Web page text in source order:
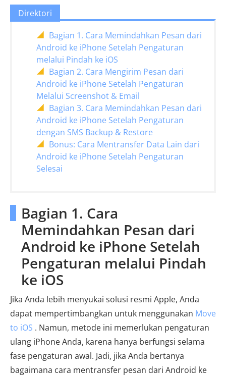
Direktori
Bagian 1. Cara Memindahkan Pesan dari
Android ke iPhone Setelah Pengaturan
melalui Pindah ke iOS
Bagian 2. Cara Mengirim Pesan dari
Android ke iPhone Setelah Pengaturan
Melalui Screenshot & Email
Bagian 3. Cara Memindahkan Pesan dari
Android ke iPhone Setelah Pengaturan
dengan SMS Backup & Restore
Bonus: Cara Mentransfer Data Lain dari
Android ke iPhone Setelah Pengaturan
Selesai
Bagian 1. Cara
Memindahkan Pesan dari
Android ke iPhone Setelah
Pengaturan melalui Pindah
ke iOS
Jika Anda lebih menyukai solusi resmi Apple, Anda
dapat mempertimbangkan untuk menggunakan Move
to iOS . Namun, metode ini memerlukan pengaturan
ulang iPhone Anda, karena hanya berfungsi selama
fase pengaturan awal. Jadi, jika Anda bertanya
bagaimana cara mentransfer pesan dari Android ke